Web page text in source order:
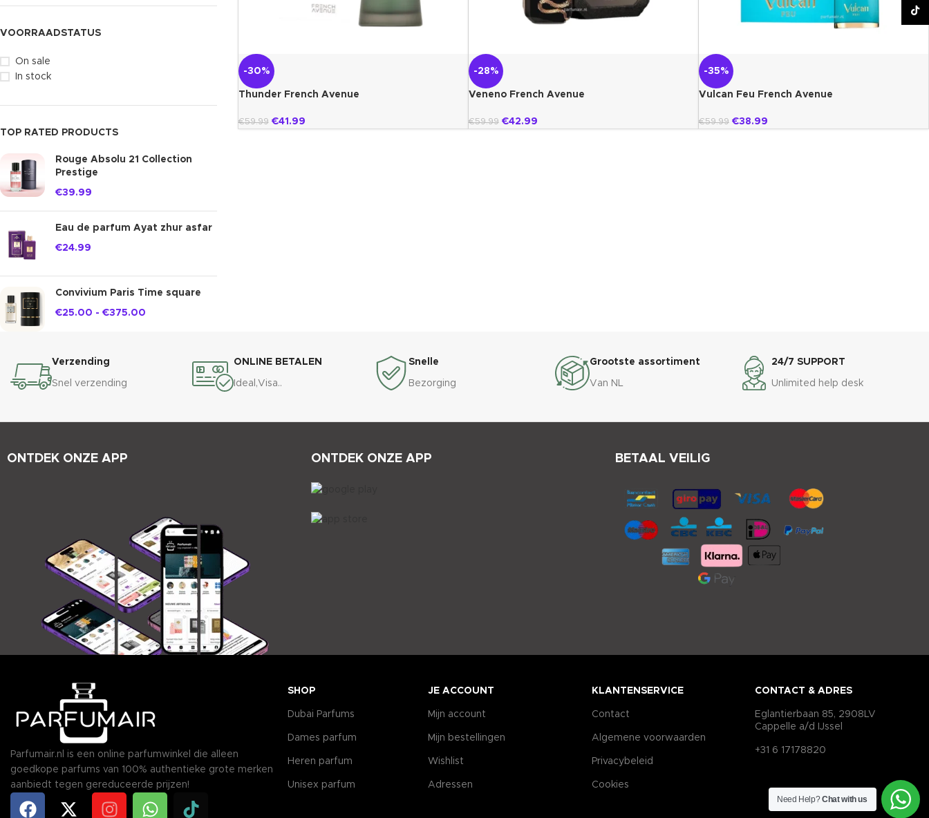
VOORRAADSTATUS
On sale
In stock
TOP RATED PRODUCTS
Rouge Absolu 21 Collection
Prestige
€39.99
Eau de parfum Ayat zhur asfar
€24.99
Convivium Paris Time square
€25.00 - €375.00
-30%
Thunder French Avenue
€59.99 €41.99
-28%
Veneno French Avenue
€59.99 €42.99
-35%
Vulcan Feu French Avenue
€59.99 €38.99
Verzending
Snel verzending
ONLINE BETALEN
Ideal,Visa..
Snelle
Bezorging
Grootste assortiment
Van NL
24/7 SUPPORT
Unlimited help desk
ONTDEK ONZE APP ONTDEK ONZE APP BETAAL VEILIG
Parfumair.nl is een online parfumwinkel die alleen
goedkope parfums van 100% authentieke grote merken
aanbiedt tegen gereduceerde prijzen!
SHOP
Dubai Parfums
Dames parfum
Heren parfum
Unisex parfum
JE ACCOUNT
Mijn account
Mijn bestellingen
Wishlist
Adressen
KLANTENSERVICE
Contact
Algemene voorwaarden
Privacybeleid
Cookies
CONTACT & ADRES
Eglantierbaan 85, 2908LV
Cappelle a/d IJssel
+31 6 17178820
Need Help?Chat with us